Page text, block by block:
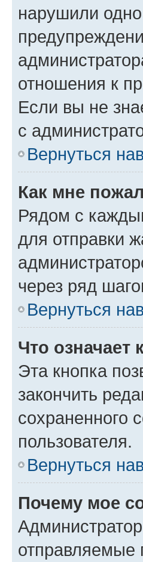
нарушили
отношения к
Если вы не
с
Вернуться
Как мне
Рядом с
для отправки
через ряд
Вернуться
Что означает
Эта кнопка
закончить
сохраненного
пользователя.
Вернуться
Почему мое
отправляемые